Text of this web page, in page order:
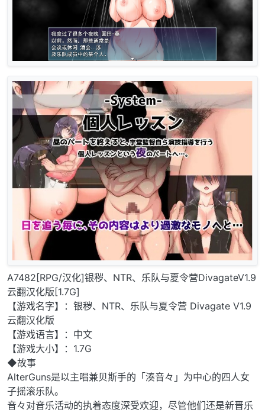
A7482[RPG/汉化]银秽、NTR、乐队与夏令营DivagateV1.9
云翻汉化版[1.7G]
【游戏名字】：银秽、NTR、乐队与夏令营 Divagate V1.9
云翻汉化版
【游戏语言】：中文
【游戏大小】：1.7G
◆故事
AlterGuns是以主唱兼贝斯手的「湊音々」为中心的四人女
子摇滚乐队。
音々对音乐活动的执着态度深受欢迎，尽管他们还是新晋乐